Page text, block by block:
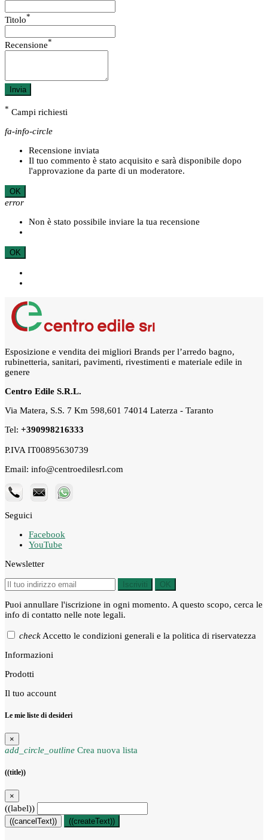
Titolo*
Recensione*
Invia
* Campi richiesti
fa-info-circle
Recensione inviata
Il tuo commento è stato acquisito e sarà disponibile dopo
l'approvazione da parte di un moderatore.
OK
error
Non è stato possibile inviare la tua recensione
OK
Esposizione e vendita dei migliori Brands per l’arredo bagno,
rubinetteria, sanitari, pavimenti, rivestimenti e materiale edile in
genere
Centro Edile S.R.L.
Via Matera, S.S. 7 Km 598,601 74014 Laterza - Taranto
Tel: +390998216333
P.IVA IT00895630739
Email: info@centroedilesrl.com
Seguici
Facebook
YouTube
Newsletter
Iscriviti OK
Puoi annullare l'iscrizione in ogni momento. A questo scopo, cerca le
info di contatto nelle note legali.
checkAccetto le condizioni generali e la politica di riservatezza
Informazioni
Prodotti
Il tuo account
Le mie liste di desideri
×
add_circle_outline Crea nuova lista
((title))
×
((label))
((cancelText)) ((createText))